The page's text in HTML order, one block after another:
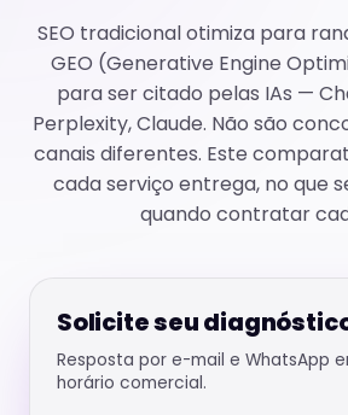
SEO tradicional otimiza para
GEO (Generative Engine
para ser citado pelas IAs —
Perplexity, Claude. Não são
canais diferentes. Este
cada serviço entrega, no que
quando contratar
Solicite seu diagnóstico
Resposta por e-mail e WhatsApp
horário comercial.